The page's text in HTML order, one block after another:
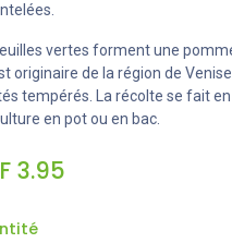
vertes forment une
originaire de la région de
tempérés. La récolte se fait
en pot ou en bac.
3.95